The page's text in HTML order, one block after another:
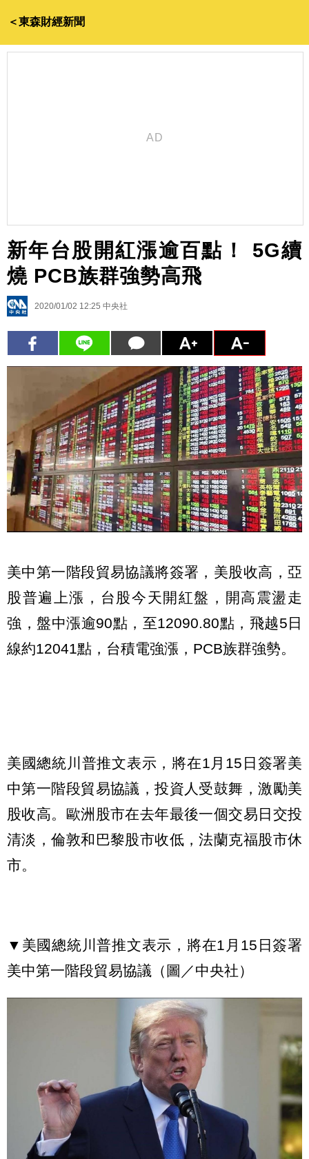
＜東森財經新聞
新年台股開紅漲逾百點！ 5G續
燒 PCB族群強勢高飛
2020/01/02 12:25 中央社
美中第一階段貿易協議將簽署，美股收高，亞
股普遍上漲，台股今天開紅盤，開高震盪走
強，盤中漲逾90點，至12090.80點，飛越5 日
線約12041點，台積電強漲， PCB族群強勢。
美國總統川普推文表示，將在1 月 15 日簽署美
中第一階段貿易協議，投資人受鼓舞，激勵美
股收高。歐洲股市在去年最後一個交易日交投
清淡，倫敦和巴黎股市收低，法蘭克福股市休
市。
▼ 美國總統川普推文表示，將在1 月 15 日簽署
美中第一階段貿易協議 （圖／中央社）